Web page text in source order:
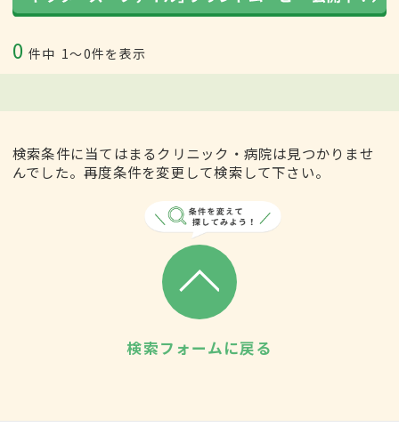
0 件中 1〜0件を表示
検索条件に当てはまるクリニック・病院は見つかりませ
んでした。再度条件を変更して検索して下さい。
検索フォームに戻る